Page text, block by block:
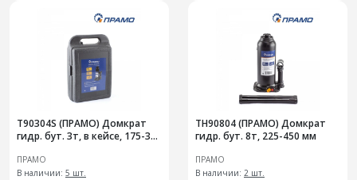
T90304S (ПРАМО) Домкрат
гидр. бут. 3т, в кейсе, 175-345
ПРАМО
В наличии: 5 шт.
TH90804 (ПРАМО) Домкрат
гидр. бут. 8т, 225-450 мм
ПРАМО
В наличии: 2 шт.